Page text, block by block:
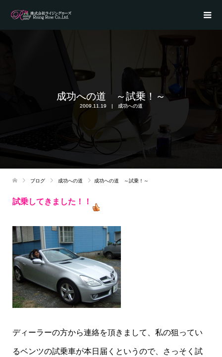
成功への道 ～試乗！～
2009.11.19 成功への道
ブログ 成功への道 成功への道 ～試乗！～
試乗してきました！！
ディーラーの方から連絡を頂きまして、私の狙ってい
るベンツの試乗車が本日届くというので、さっそく試